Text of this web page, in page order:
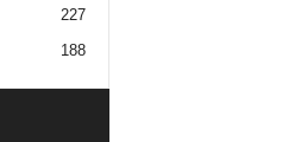
227
188